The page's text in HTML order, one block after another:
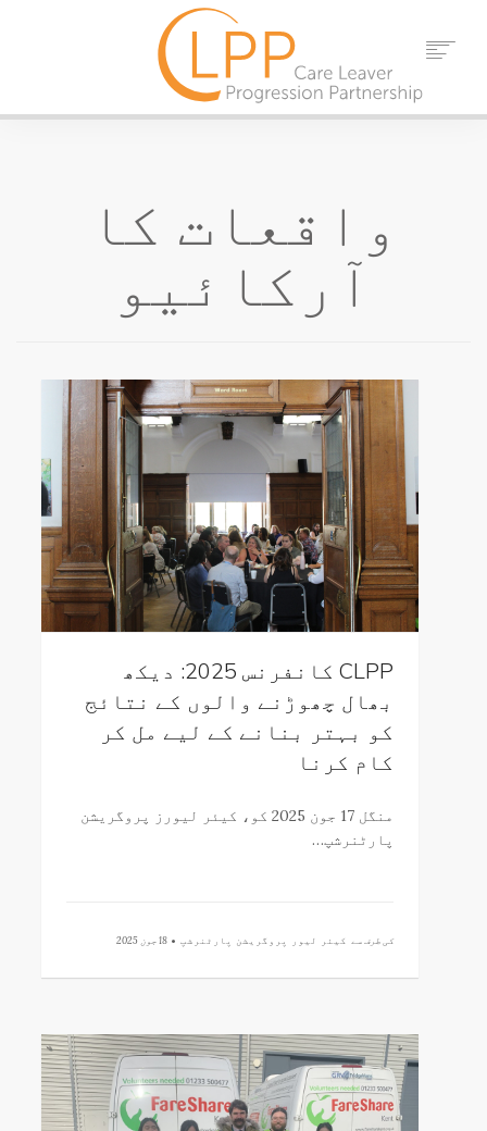
تلاش کریں۔
واقعات کا
آرکائیو
CLPP کانفرنس 2025: دیکھ
بھال چھوڑنے والوں کے نتائج
کو بہتر بنانے کے لیے مل کر
کام کرنا
منگل 17 جون 2025 کو، کیئر لیورز پروگریشن
پارٹنرشپ…
کی طرف سے کیئر لیور پروگریشن پارٹنرشپ • 18 جون 2025